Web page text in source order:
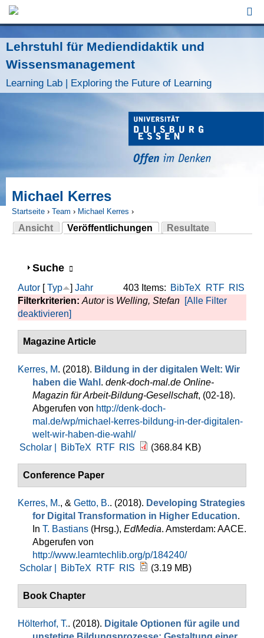
Lehrstuhl für Mediendidaktik und
Wissensmanagement
Learning Lab | Exploring the Future of Learning
Michael Kerres
Sie sind hier
Startseite › Team › Michael Kerres ›
Ansicht
Veröffentlichungen
(aktiver Reiter)
Resultate
Anzeigen
Suche
403 Items: BibTeX RTF RIS
Autor [Typ ] Jahr
Filterkriterien: Autoris Welling, Stefan [Alle Filter
deaktivieren]
Magazine Article
Kerres, M. (2018). Bildung in der digitalen Welt: Wir
haben die Wahl . denk-doch-mal.de Online-
Magazin für Arbeit-Bildung-Gesellschaft, (02-18).
Abgerufen von http://denk-doch-
mal.de/wp/michael-kerres-bildung-in-der-digitalen-
welt-wir-haben-die-wahl/
Scholar |
BibTeX RTF RIS (368.84 KB)
Conference Paper
Kerres, M., & Getto, B.. (2018). Developing Strategies
for Digital Transformation in Higher Education.
In T. Bastians (Hrsg.), EdMedia. Amsterdam: AACE.
Abgerufen von
http://www.learntechlib.org/p/184240/
Scholar |
BibTeX RTF RIS (3.19 MB)
Book Chapter
Hölterhof, T.. (2018). Digitale Optionen für agile und